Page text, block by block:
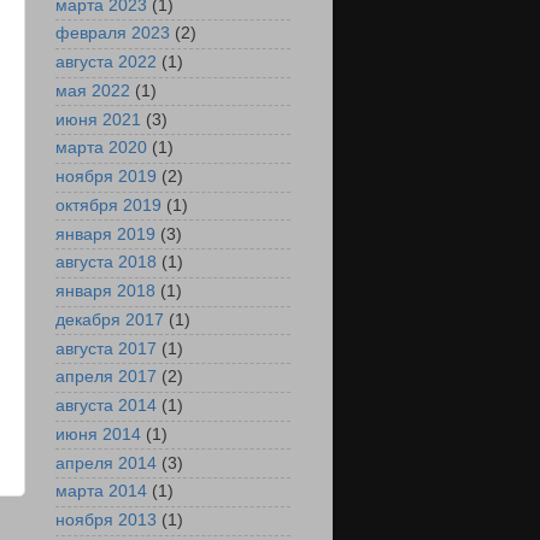
марта 2023 (1)
февраля 2023 (2)
августа 2022 (1)
мая 2022 (1)
июня 2021 (3)
марта 2020 (1)
ноября 2019 (2)
октября 2019 (1)
января 2019 (3)
августа 2018 (1)
января 2018 (1)
декабря 2017 (1)
августа 2017 (1)
апреля 2017 (2)
августа 2014 (1)
июня 2014 (1)
апреля 2014 (3)
марта 2014 (1)
ноября 2013 (1)